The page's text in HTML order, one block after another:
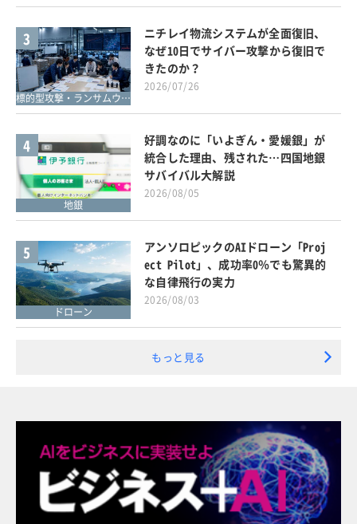
3
標的型攻撃・ランサムウェア対策
ニチレイ物流システムが全面復旧、
なぜ10日でサイバー攻撃から復旧で
きたのか？
2026/07/26
4
地銀
好調なのに「いよぎん・愛媛銀」が
統合した理由、残された…四国地銀
サバイバル大解説
2026/08/05
5
ドローン
アンソロピックのAIドローン「Proj
ect Pilot」、成功率0％でも驚異的
な自律飛行の実力
2026/08/03
もっと見る